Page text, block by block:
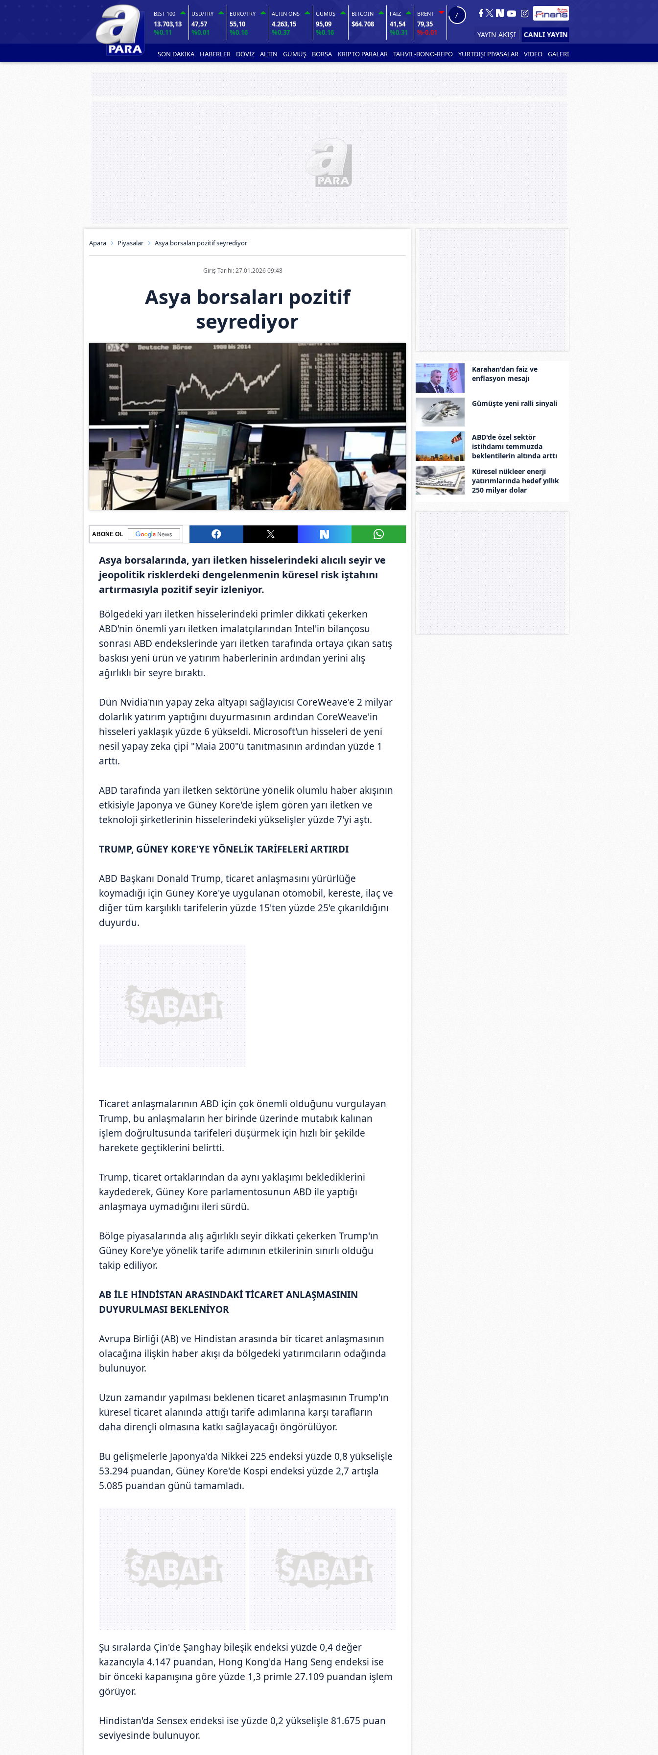
BIST 100
13.703,13
%0.11
USD/TRY
47,57
%0.01
EURO/TRY
55,10
%0.16
ALTIN ONS
4.263,15
%0.37
GÜMÜŞ
95,09
%0.16
BITCOIN
$64.708
FAİZ
41,54
%0.31
BRENT
79,35
%-0.01
6'
YAYIN AKIŞI
SON DAKİKA HABERLER DÖVİZ ALTIN GÜMÜŞ BORSA KRİPTO PARALAR TAHVİL-BONO-REPO YURTDIŞI PİYASALAR VİDEO GALERİ
Apara Piyasalar Asya borsaları pozitif seyrediyor
Giriş Tarihi: 27.01.2026 09:48
Asya borsaları pozitif
seyrediyor
ABONE OL
Asya borsalarında, yarı iletken hisselerindeki alıcılı seyir ve
jeopolitik risklerdeki dengelenmenin küresel risk iştahını
artırmasıyla pozitif seyir izleniyor.
Bölgedeki yarı iletken hisselerindeki primler dikkati çekerken
ABD'nin önemli yarı iletken imalatçılarından Intel'in bilançosu
sonrası ABD endekslerinde yarı iletken tarafında ortaya çıkan satış
baskısı yeni ürün ve yatırım haberlerinin ardından yerini alış
ağırlıklı bir seyre bıraktı.
Dün Nvidia'nın yapay zeka altyapı sağlayıcısı CoreWeave'e 2 milyar
dolarlık yatırım yaptığını duyurmasının ardından CoreWeave'in
hisseleri yaklaşık yüzde 6 yükseldi. Microsoft'un hisseleri de yeni
nesil yapay zeka çipi "Maia 200"ü tanıtmasının ardından yüzde 1
arttı.
ABD tarafında yarı iletken sektörüne yönelik olumlu haber akışının
etkisiyle Japonya ve Güney Kore'de işlem gören yarı iletken ve
teknoloji şirketlerinin hisselerindeki yükselişler yüzde 7'yi aştı.
TRUMP, GÜNEY KORE'YE YÖNELİK TARİFELERİ ARTIRDI
ABD Başkanı Donald Trump, ticaret anlaşmasını yürürlüğe
koymadığı için Güney Kore'ye uygulanan otomobil, kereste, ilaç ve
diğer tüm karşılıklı tarifelerin yüzde 15'ten yüzde 25'e çıkarıldığını
duyurdu.
Ticaret anlaşmalarının ABD için çok önemli olduğunu vurgulayan
Trump, bu anlaşmaların her birinde üzerinde mutabık kalınan
işlem doğrultusunda tarifeleri düşürmek için hızlı bir şekilde
harekete geçtiklerini belirtti.
Trump, ticaret ortaklarından da aynı yaklaşımı beklediklerini
kaydederek, Güney Kore parlamentosunun ABD ile yaptığı
anlaşmaya uymadığını ileri sürdü.
Bölge piyasalarında alış ağırlıklı seyir dikkati çekerken Trump'ın
Güney Kore'ye yönelik tarife adımının etkilerinin sınırlı olduğu
takip ediliyor.
AB İLE HİNDİSTAN ARASINDAKİ TİCARET ANLAŞMASININ
DUYURULMASI BEKLENİYOR
Avrupa Birliği (AB) ve Hindistan arasında bir ticaret anlaşmasının
olacağına ilişkin haber akışı da bölgedeki yatırımcıların odağında
bulunuyor.
Uzun zamandır yapılması beklenen ticaret anlaşmasının Trump'ın
küresel ticaret alanında attığı tarife adımlarına karşı tarafların
daha dirençli olmasına katkı sağlayacağı öngörülüyor.
Bu gelişmelerle Japonya'da Nikkei 225 endeksi yüzde 0,8 yükselişle
53.294 puandan, Güney Kore'de Kospi endeksi yüzde 2,7 artışla
5.085 puandan günü tamamladı.
Şu sıralarda Çin'de Şanghay bileşik endeksi yüzde 0,4 değer
kazancıyla 4.147 puandan, Hong Kong'da Hang Seng endeksi ise
bir önceki kapanışına göre yüzde 1,3 primle 27.109 puandan işlem
görüyor.
Hindistan'da Sensex endeksi ise yüzde 0,2 yükselişle 81.675 puan
seviyesinde bulunuyor.
Karahan'dan faiz ve
enflasyon mesajı
Gümüşte yeni ralli sinyali
ABD'de özel sektör
istihdamı temmuzda
beklentilerin altında arttı
Küresel nükleer enerji
yatırımlarında hedef yıllık
250 milyar dolar